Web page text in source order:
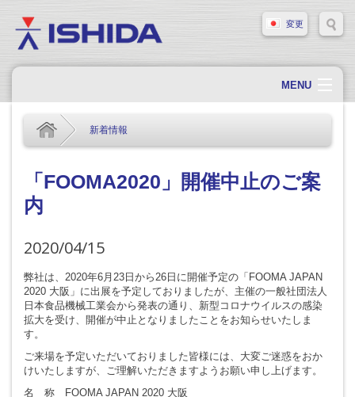
変更
MENU
会社概要
会社情報
製品情報
新着情報
採用情報
お問い合わせ
新着情報
「FOOMA2020」開催中止のご案
内
2020/04/15
弊社は、2020年6月23日から26日に開催予定の「FOOMA JAPAN
2020 大阪」に出展を予定しておりましたが、主催の一般社団法人
日本食品機械工業会から発表の通り、新型コロナウイルスの感染
拡大を受け、開催が中止となりましたことをお知らせいたしま
す。
ご来場を予定いただいておりました皆様には、大変ご迷惑をおか
けいたしますが、ご理解いただきますようお願い申し上げます。
名 称 FOOMA JAPAN 2020 大阪